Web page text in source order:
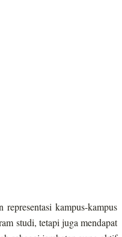
kampus-kampus
studi, tetapi juga mendapat